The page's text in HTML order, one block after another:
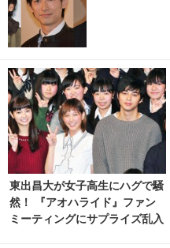
東出昌大が女子高生にハグで騒
然！ 『アオハライド』ファン
ミーティングにサプライズ乱入